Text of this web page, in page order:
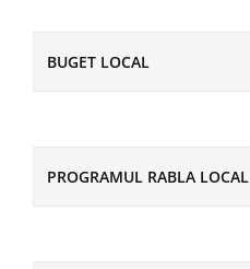
BUGET LOCAL
PROGRAMUL RABLA LOCAL